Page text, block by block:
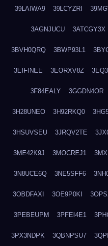
39LAIWA9 39LCYZRI
3AGNJUCU 3ATCGY3X
3BVH0QRQ 3BWP93L1
3EIFINEE 3EORXV8Z
3F84EALY 3GGDN4OR
3H28UNEO 3H92RKQ0
3HSUVSEU 3JRQV2TE
3ME42K9J 3MOCREJ1
3N8UCE6Q 3NE5SFF6
3OBDFAXI 3OE9P0KI
3PEBEUPM 3PFEI4E1
3PX3NDPK 3QBNPSU7